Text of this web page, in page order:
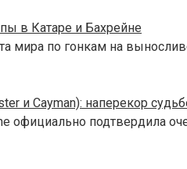
в Катаре и Бахрейне
мира по гонкам на
и Cayman): наперекор
официально подтвердила